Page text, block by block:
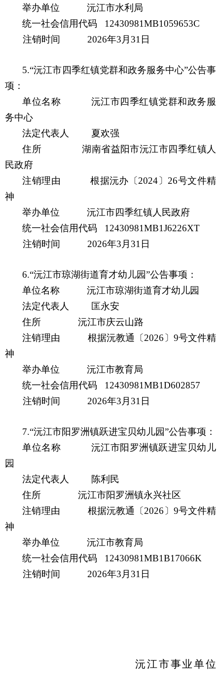
举办单位
沅江市水利局
统一社会信用代码
12430981MB1059653C
注销时间
2026年3 月 31 日
5.“沅江市四季红镇党群和政务服务中心”公告事
项：
单位名称
沅江市四季红镇党群和政务服
务中心
法定代表人
夏欢强
住所
湖南省益阳市沅江市四季红镇人
民政府
注销理由
根据沅办 〔 2024 〕 26号文件精
神
举办单位
沅江市四季红镇人民政府
统一社会信用代码
12430981MB1J6226XT
注销时间
2026年3 月 31 日
6.“沅江市琼湖街道育才幼儿园”公告事项：
单位名称
沅江市琼湖街道育才幼儿园
法定代表人
匡永安
住所
沅江市庆云山路
注销理由
根据沅教通 〔 2026 〕 9号文件精
神
举办单位
沅江市教育局
统一社会信用代码
12430981MB1D602857
注销时间
2026年3 月 31 日
7.“沅江市阳罗洲镇跃进宝贝幼儿园”公告事项：
单位名称
沅江市阳罗洲镇跃进宝贝幼儿
园
法定代表人
陈利民
住所
沅江市阳罗洲镇永兴社区
注销理由
根据沅教通 〔 2026 〕 9号文件精
神
举办单位
沅江市教育局
统一社会信用代码
12430981MB1B17066K
注销时间
2026年3 月 31 日
沅江市事业单位